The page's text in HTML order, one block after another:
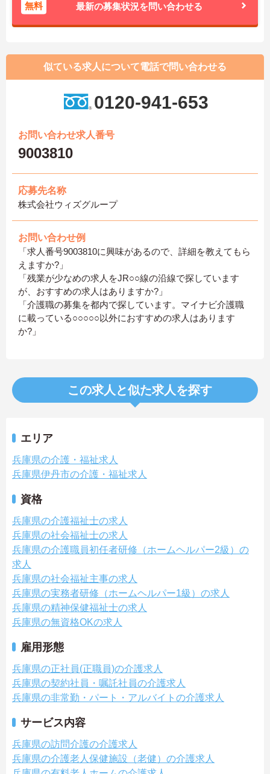
無料 最新の募集状況を問い合わせる
似ている求人について電話で問い合わせる
0120-941-653
お問い合わせ求人番号
9003810
応募先名称
株式会社ウィズグループ
お問い合わせ例
「求人番号9003810に興味があるので、詳細を教えてもら
えますか?」
「残業が少なめの求人をJR○○線の沿線で探しています
が、おすすめの求人はありますか?」
「介護職の募集を都内で探しています。マイナビ介護職
に載っている○○○○○以外におすすめの求人はあります
か?」
この求人と似た求人を探す
エリア
兵庫県の介護・福祉求人
兵庫県伊丹市の介護・福祉求人
資格
兵庫県の介護福祉士の求人
兵庫県の社会福祉士の求人
兵庫県の介護職員初任者研修（ホームヘルパー2級）の
求人
兵庫県の社会福祉主事の求人
兵庫県の実務者研修（ホームヘルパー1級）の求人
兵庫県の精神保健福祉士の求人
兵庫県の無資格OKの求人
雇用形態
兵庫県の正社員(正職員)の介護求人
兵庫県の契約社員・嘱託社員の介護求人
兵庫県の非常勤・パート・アルバイトの介護求人
サービス内容
兵庫県の訪問介護の介護求人
兵庫県の介護老人保健施設（老健）の介護求人